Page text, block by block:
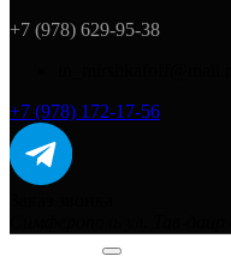
+7 (978) 629-95-38
+7 (978) 172-17-56